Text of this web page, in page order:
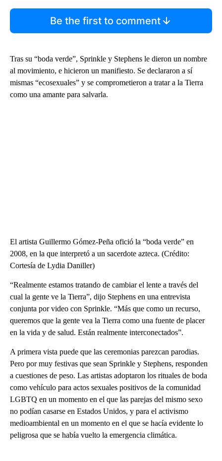
Be the first to comment
Tras su “boda verde”, Sprinkle y Stephens le dieron un nombre
al movimiento, e hicieron un manifiesto. Se declararon a sí
mismas “ecosexuales” y se comprometieron a tratar a la Tierra
como una amante para salvarla.
El artista Guillermo Gómez-Peña ofició la “boda verde” en
2008, en la que interpretó a un sacerdote azteca. (Crédito:
Cortesía de Lydia Daniller)
“Realmente estamos tratando de cambiar el lente a través del
cual la gente ve la Tierra”, dijo Stephens en una entrevista
conjunta por video con Sprinkle. “Más que como un recurso,
queremos que la gente vea la Tierra como una fuente de placer
en la vida y de salud. Están realmente interconectados”.
A primera vista puede que las ceremonias parezcan parodias.
Pero por muy festivas que sean Sprinkle y Stephens, responden
a cuestiones de peso. Las artistas adoptaron los rituales de boda
como vehículo para actos sexuales positivos de la comunidad
LGBTQ en un momento en el que las parejas del mismo sexo
no podían casarse en Estados Unidos, y para el activismo
medioambiental en un momento en el que se hacía evidente lo
peligrosa que se había vuelto la emergencia climática.